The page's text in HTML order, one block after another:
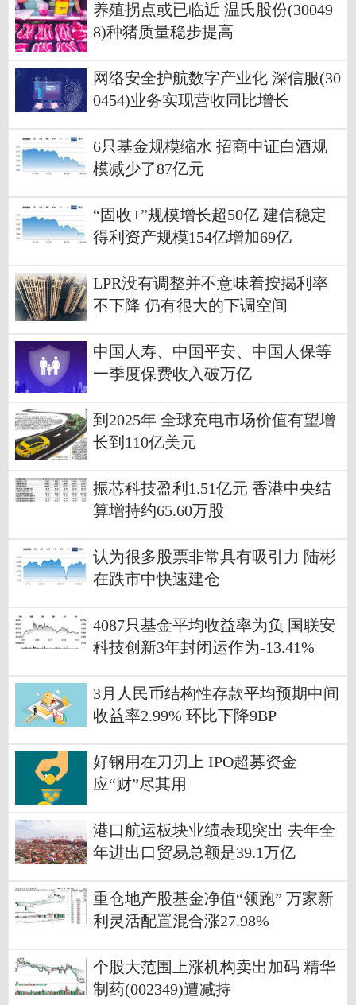
养殖拐点或已临近 温氏股份(30049
8)种猪质量稳步提高
网络安全护航数字产业化 深信服(30
0454)业务实现营收同比增长
6只基金规模缩水 招商中证白酒规
模减少了87亿元
“固收+”规模增长超50亿 建信稳定
得利资产规模154亿增加69亿
LPR没有调整并不意味着按揭利率
不下降 仍有很大的下调空间
中国人寿、中国平安、中国人保等
一季度保费收入破万亿
到2025年 全球充电市场价值有望增
长到110亿美元
振芯科技盈利1.51亿元 香港中央结
算增持约65.60万股
认为很多股票非常具有吸引力 陆彬
在跌市中快速建仓
4087只基金平均收益率为负 国联安
科技创新3年封闭运作为-13.41%
3月人民币结构性存款平均预期中间
收益率2.99% 环比下降9BP
好钢用在刀刃上 IPO超募资金
应“财”尽其用
港口航运板块业绩表现突出 去年全
年进出口贸易总额是39.1万亿
重仓地产股基金净值“领跑” 万家新
利灵活配置混合涨27.98%
个股大范围上涨机构卖出加码 精华
制药(002349)遭减持